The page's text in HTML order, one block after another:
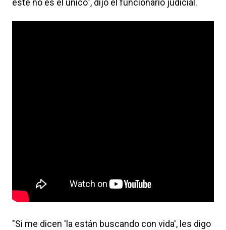
este no es el único", dijo el funcionario judicial.
"Si me dicen 'la están buscando con vida', les digo